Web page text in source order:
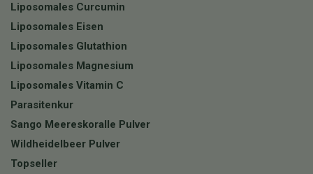
Liposomales Curcumin
Liposomales Eisen
Liposomales Glutathion
Liposomales Magnesium
Liposomales Vitamin C
Parasitenkur
Sango Meereskoralle Pulver
Wildheidelbeer Pulver
Topseller